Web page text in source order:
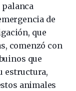
de
que
comenzó con
que
estructura,
animales